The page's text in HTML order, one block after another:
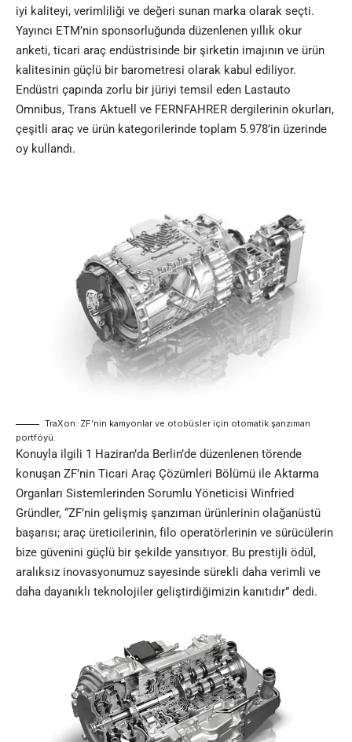
iyi kaliteyi, verimliliği ve değeri sunan marka olarak seçti.
Yayıncı ETM’nin sponsorluğunda düzenlenen yıllık okur
anketi, ticari araç endüstrisinde bir şirketin imajının ve ürün
kalitesinin güçlü bir barometresi olarak kabul ediliyor.
Endüstri çapında zorlu bir jüriyi temsil eden Lastauto
Omnibus, Trans Aktuell ve FERNFAHRER dergilerinin okurları,
çeşitli araç ve ürün kategorilerinde toplam 5.978’in üzerinde
oy kullandı.
TraXon: ZF’nin kamyonlar ve otobüsler için otomatik şanzıman
portföyü.
Konuyla ilgili 1 Haziran’da Berlin’de düzenlenen törende
konuşan ZF’nin Ticari Araç Çözümleri Bölümü ile Aktarma
Organları Sistemlerinden Sorumlu Yöneticisi Winfried
Gründler, “ZF’nin gelişmiş şanzıman ürünlerinin olağanüstü
başarısı; araç üreticilerinin, filo operatörlerinin ve sürücülerin
bize güvenini güçlü bir şekilde yansıtıyor. Bu prestijli ödül,
aralıksız inovasyonumuz sayesinde sürekli daha verimli ve
daha dayanıklı teknolojiler geliştirdiğimizin kanıtıdır” dedi.